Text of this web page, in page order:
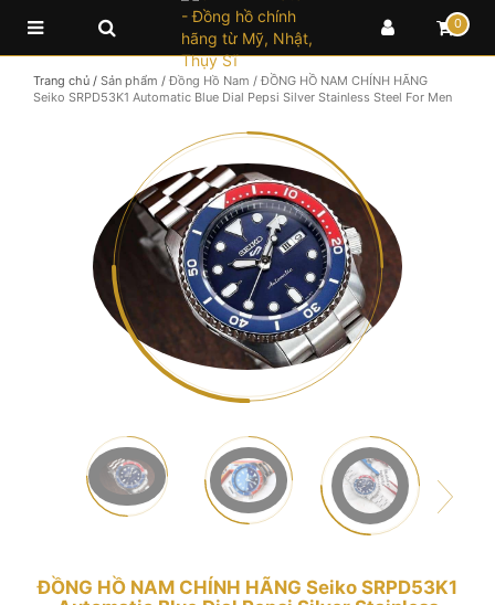
0
Trang chủ / Sản phẩm / Đồng Hồ Nam / ĐỒNG HỒ NAM CHÍNH HÃNG
Seiko SRPD53K1 Automatic Blue Dial Pepsi Silver Stainless Steel For Men
ĐỒNG HỒ NAM CHÍNH HÃNG Seiko SRPD53K1